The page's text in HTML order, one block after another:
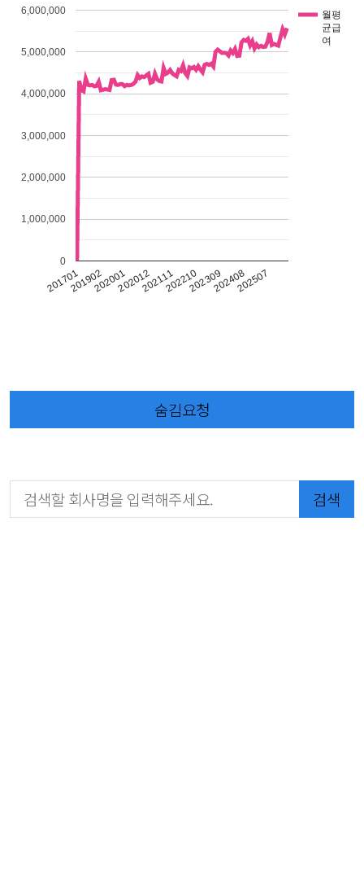
월평
균급
여
201701201902202001202012202111202210202309202408202507
0
1,000,000
2,000,000
3,000,000
4,000,000
5,000,000
6,000,000
숨김요청
검색